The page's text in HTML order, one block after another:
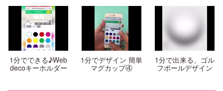
1分でできる♪Web
decoキーホルダー
1分でデザイン 簡単
マグカップ④
1分で出来る、ゴル
フボールデザイン